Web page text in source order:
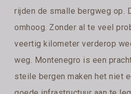
rijden de smalle bergweg op.
omhoog. Zonder al te veel
veertig kilometer verderop
weg. Montenegro is een
steile bergen maken het niet